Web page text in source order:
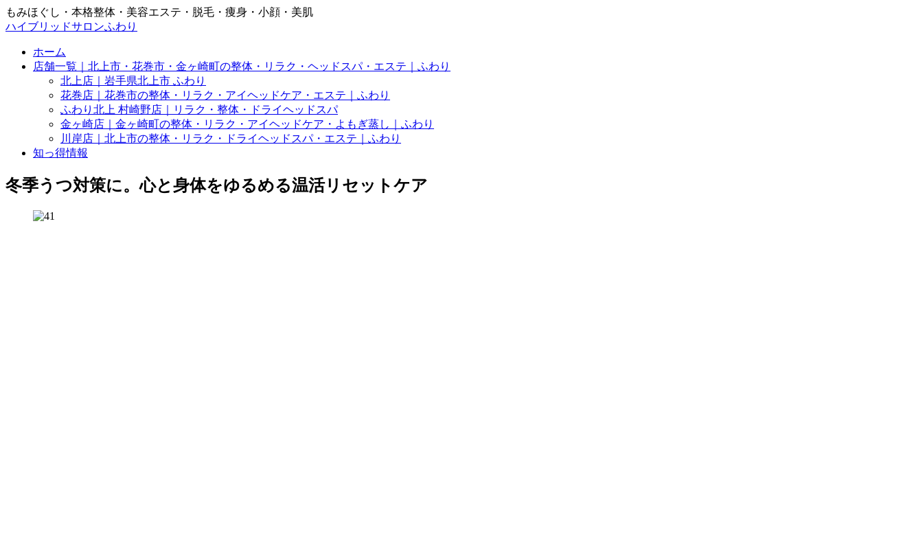
もみほぐし・本格整体・美容エステ・脱毛・痩身・小顔・美肌
ハイブリッドサロンふわり
ホーム
店舗一覧｜北上市・花巻市・金ヶ崎町の整体・リラク・ヘッドスパ・エステ｜ふわり
北上店｜岩手県北上市 ふわり
花巻店｜花巻市の整体・リラク・アイヘッドケア・エステ｜ふわり
ふわり北上 村崎野店｜リラク・整体・ドライヘッドスパ
金ヶ崎店｜金ヶ崎町の整体・リラク・アイヘッドケア・よもぎ蒸し｜ふわり
川岸店｜北上市の整体・リラク・ドライヘッドスパ・エステ｜ふわり
知っ得情報
冬季うつ対策に。心と身体をゆるめる温活リセットケア